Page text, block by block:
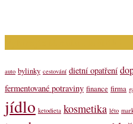
auto bylinky cestování dietní opatření
fermentované potraviny finance firma
jídlo ketodieta kosmetika léto